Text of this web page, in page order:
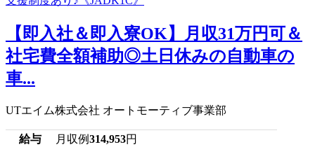
【即入社＆即入寮OK】月収31万円可＆
社宅費全額補助◎土日休みの自動車の
車...
UTエイム株式会社 オートモーティブ事業部
給与 月収例314,953円